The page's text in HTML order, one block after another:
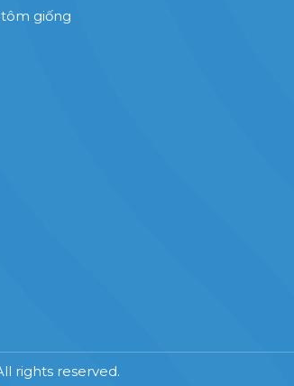
giống
rights reserved.